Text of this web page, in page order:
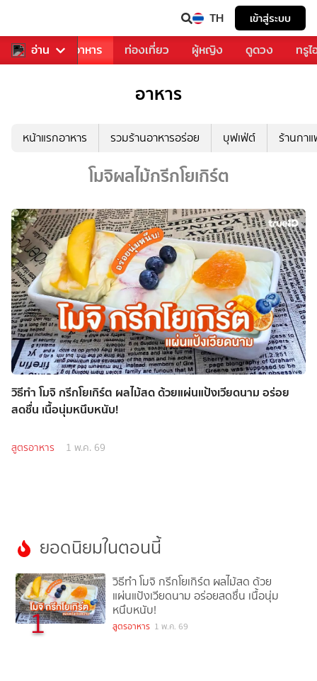
TH เข้าสู่ระบบ
อ่าน
การเพลง อาหาร ท่องเที่ยว ผู้หญิง ดูดวง ทรู
อาหาร
หน้าแรกอาหาร รวมร้านอาหารอร่อย บุฟเฟ่ต์ ร้านกา
โมจิผลไม้กรีกโยเกิร์ต
วิธีทำ โมจิ กรีกโยเกิร์ต ผลไม้สด ด้วยแผ่นแป้งเวียดนาม อร่อย
สดชื่น เนื้อนุ่มหนึบหนับ!
สูตรอาหาร 1 พ.ค. 69
ยอดนิยมในตอนนี้
1
วิธีทำ โมจิ กรีกโยเกิร์ต ผลไม้สด ด้วย
แผ่นแป้งเวียดนาม อร่อยสดชื่น เนื้อนุ่ม
หนึบหนับ!
สูตรอาหาร 1 พ.ค. 69